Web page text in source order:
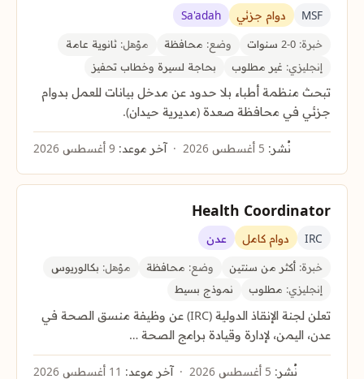
MSF دوام جزئي Sa'adah
خبرة: وضع: محافظة مؤهل: ثانوية عامة
إنجليزي: غير مطلوب بحاجة لسيرة وخطاب تحفيز
تبحث منظمة أطباء بلا حدود عن مدخل بيانات للعمل بدوام
جزئي في محافظة صعدة (مديرية حيدان).
نُشر: آخر موعد:
Health Coordinator
IRC دوام كامل عدن
خبرة: أكثر من سنتين وضع: محافظة مؤهل: بكالوريوس
إنجليزي: مطلوب نموذج بسيط
تعلن لجنة الإنقاذ الدولية (IRC) عن وظيفة منسق الصحة في
عدن، اليمن، لإدارة وقيادة برامج الصحة …
نُشر: آخر موعد: